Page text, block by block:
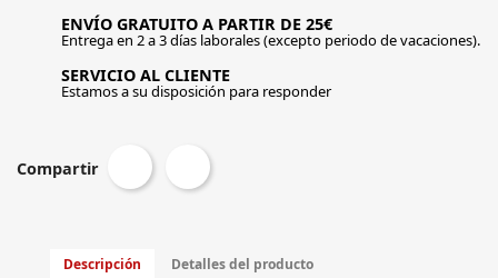
ENVÍO GRATUITO A PARTIR DE 25€
Entrega en 2 a 3 días laborales (excepto periodo de vacaciones).
SERVICIO AL CLIENTE
Estamos a su disposición para responder
Compartir
Descripción Detalles del producto